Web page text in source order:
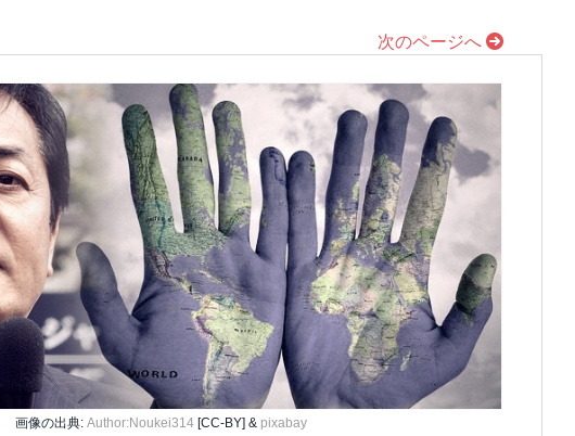
次のページへ
画像の出典: Author:Noukei314[CC-BY] & pixabay